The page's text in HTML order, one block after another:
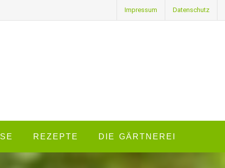
Datenschutz
Impressum
REZEPTE DIE GÄRTNEREI